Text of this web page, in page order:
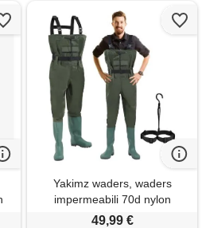
Yakimz waders, waders
impermeabili 70d nylon
composito pvc pantaloni da
49,99 €